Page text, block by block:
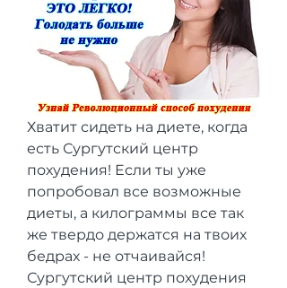
Хватит сидеть на диете, когда
есть Сургутский центр
похудения! Если ты уже
попробовал все возможные
диеты, а килограммы все так
же твердо держатся на твоих
бедрах - не отчаивайся!
Сургутский центр похудения